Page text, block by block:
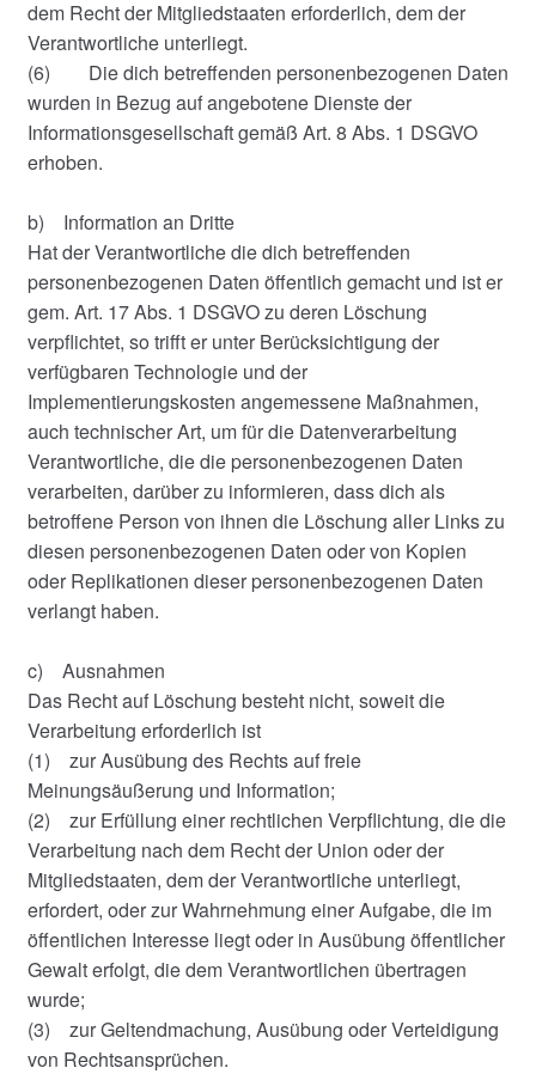
dem Recht der Mitgliedstaaten erforderlich, dem der
Verantwortliche unterliegt.
(6) Die dich betreffenden personenbezogenen Daten
wurden in Bezug auf angebotene Dienste der
Informationsgesellschaft gemäß Art. 8 Abs. 1 DSGVO
erhoben.
b) Information an Dritte
Hat der Verantwortliche die dich betreffenden
personenbezogenen Daten öffentlich gemacht und ist er
gem. Art. 17 Abs. 1 DSGVO zu deren Löschung
verpflichtet, so trifft er unter Berücksichtigung der
verfügbaren Technologie und der
Implementierungskosten angemessene Maßnahmen,
auch technischer Art, um für die Datenverarbeitung
Verantwortliche, die die personenbezogenen Daten
verarbeiten, darüber zu informieren, dass dich als
betroffene Person von ihnen die Löschung aller Links zu
diesen personenbezogenen Daten oder von Kopien
oder Replikationen dieser personenbezogenen Daten
verlangt haben.
c) Ausnahmen
Das Recht auf Löschung besteht nicht, soweit die
Verarbeitung erforderlich ist
(1) zur Ausübung des Rechts auf freie
Meinungsäußerung und Information;
(2) zur Erfüllung einer rechtlichen Verpflichtung, die die
Verarbeitung nach dem Recht der Union oder der
Mitgliedstaaten, dem der Verantwortliche unterliegt,
erfordert, oder zur Wahrnehmung einer Aufgabe, die im
öffentlichen Interesse liegt oder in Ausübung öffentlicher
Gewalt erfolgt, die dem Verantwortlichen übertragen
wurde;
(3) zur Geltendmachung, Ausübung oder Verteidigung
von Rechtsansprüchen.